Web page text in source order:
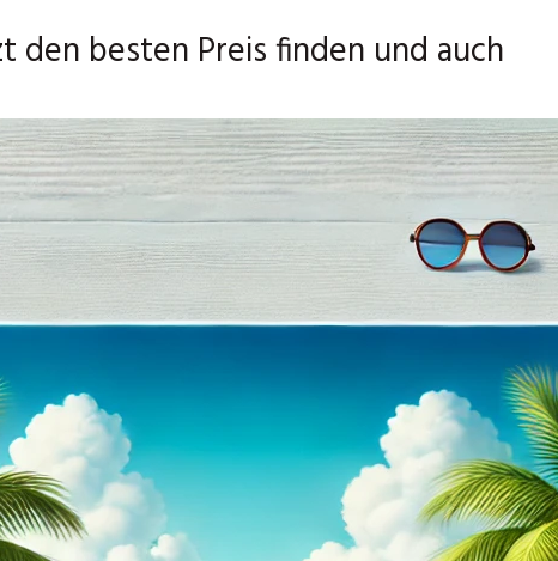
den besten Preis finden und auch